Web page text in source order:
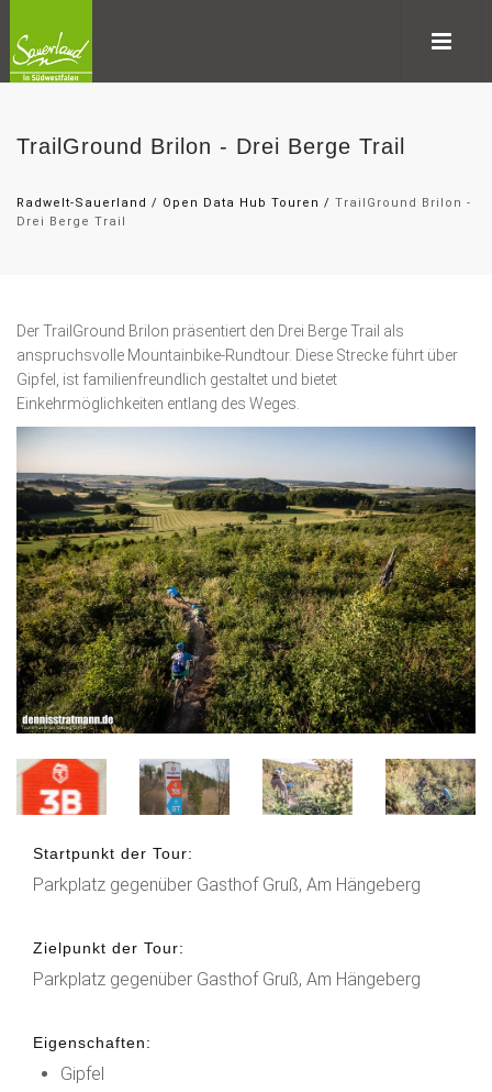
TrailGround Brilon - Drei Berge Trail
Radwelt-Sauerland / Open Data Hub Touren / TrailGround Brilon -
Drei Berge Trail
Der TrailGround Brilon präsentiert den Drei Berge Trail als
anspruchsvolle Mountainbike-Rundtour. Diese Strecke führt über
Gipfel, ist familienfreundlich gestaltet und bietet
Einkehrmöglichkeiten entlang des Weges.
Startpunkt der Tour:
Parkplatz gegenüber Gasthof Gruß, Am Hängeberg
Zielpunkt der Tour:
Parkplatz gegenüber Gasthof Gruß, Am Hängeberg
Eigenschaften:
Gipfel